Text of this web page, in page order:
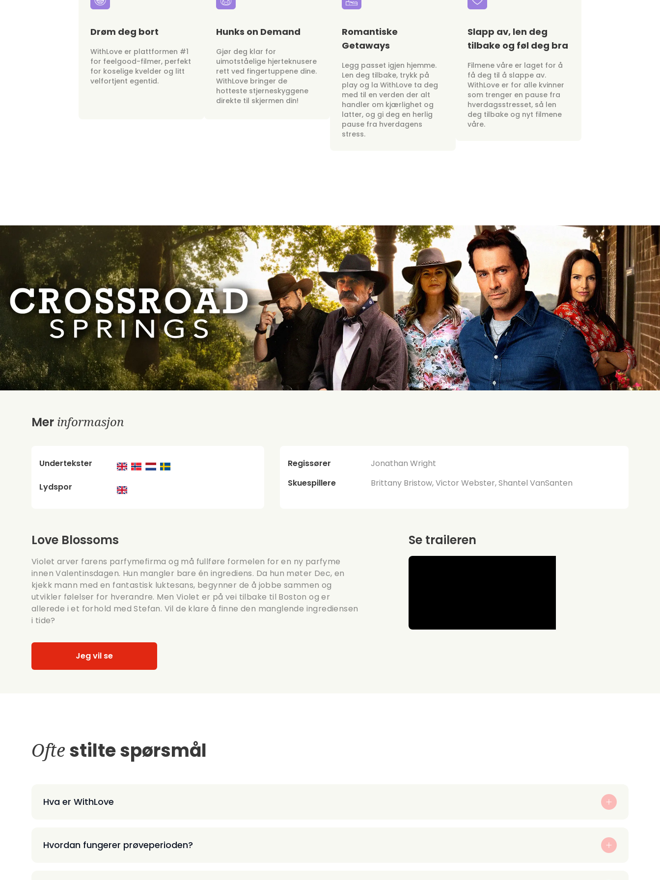
Drøm deg bort
WithLove er plattformen #1
for feelgood-filmer, perfekt
for koselige kvelder og litt
velfortjent egentid.
Hunks on Demand
Gjør deg klar for
uimotståelige hjerteknusere
rett ved fingertuppene dine.
WithLove bringer de
hotteste stjerneskyggene
direkte til skjermen din!
Romantiske
Getaways
Legg passet igjen hjemme.
Len deg tilbake, trykk på
play og la WithLove ta deg
med til en verden der alt
handler om kjærlighet og
latter, og gi deg en herlig
pause fra hverdagens
stress.
Slapp av, len deg
tilbake og føl deg bra
Filmene våre er laget for å
få deg til å slappe av.
WithLove er for alle kvinner
som trenger en pause fra
hverdagsstresset, så len
deg tilbake og nyt filmene
våre.
Mer informasjon
Undertekster
Lydspor
Regissører
Jonathan Wright
Skuespillere
Brittany Bristow, Victor Webster, Shantel VanSanten
Love Blossoms
Violet arver farens parfymefirma og må fullføre formelen for en ny parfyme
innen Valentinsdagen. Hun mangler bare én ingrediens. Da hun møter Dec, en
kjekk mann med en fantastisk luktesans, begynner de å jobbe sammen og
utvikler følelser for hverandre. Men Violet er på vei tilbake til Boston og er
allerede i et forhold med Stefan. Vil de klare å finne den manglende ingrediensen
i tide?
Jeg vil se
Se traileren
Ofte stilte spørsmål
Hva er WithLove
Hvordan fungerer prøveperioden?